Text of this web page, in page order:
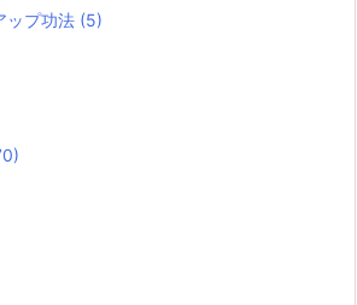
ップ功法 (5)